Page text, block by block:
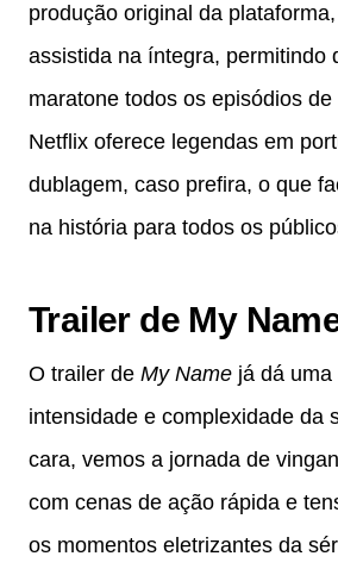
produção original da
assistida na íntegra, permitindo
maratone todos os episódios de
Netflix oferece legendas em
dublagem, caso prefira, o que
na história para todos os
Trailer de My
O trailer de My Name já dá
intensidade e complexidade da
cara, vemos a jornada de
com cenas de ação rápida e
os momentos eletrizantes da